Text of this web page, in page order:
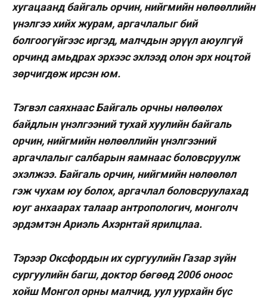
хугацаанд байгаль орчин, нийгмийн нөлөөллийн
үнэлгээ хийх журам, аргачлалыг бий
болгоогүйгээс иргэд, малчдын эрүүл аюулгүй
орчинд амьдрах эрхээс эхлээд олон эрх ноцтой
зөрчигдөж ирсэн юм.
Тэгвэл саяхнаас Байгаль орчны нөлөөлөх
байдлын үнэл­гээний тухай хуулийн байгаль
орчин, нийгмийн нөлөөллийн үнэлгээний
аргачлалыг салбарын яамнаас боловсруулж
эхэлжээ. Байгаль орчин, нийгмийн нөлөөлөл
гэж чухам юу болох, аргачлал боловсруулахад
юуг анхаарах талаар антропологич, монголч
эрдэмтэн Ариэль Ахэрнтай ярилцлаа.
Тэрээр Оксфордын их сур­гуулийн Газар зүйн
сургуулийн багш, доктор бөгөөд 2006 оноос
хойш Монгол орны малчид, уул уурхайн бүс